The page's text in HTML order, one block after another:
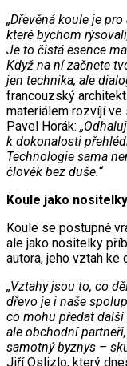
„Dřevěná koule je
které bychom
Je to čistá esence
Když na ní začnete
jen technika, ale
francouzský
materiálem rozvíjí
Pavel Horák:
k dokonalosti
Technologie sama
člověk bez duše.“
Koule jako
Koule se postupně
ale jako nositelky
autora, jeho vztah ke
„Vztahy jsou to, co
dřevo je i naše
co mohu předat další
ale obchodní
samotný byznys –
Jiří Oslizlo, který